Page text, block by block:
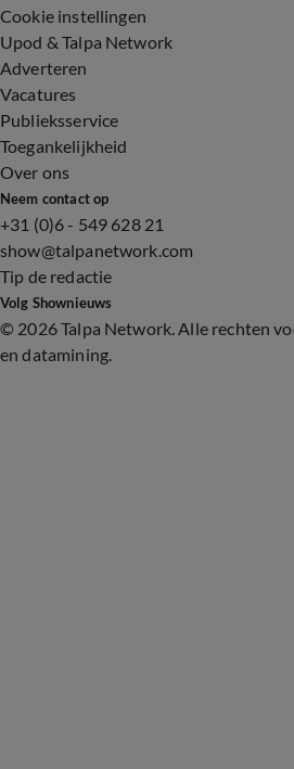
Cookie instellingen
Upod & Talpa Network
Adverteren
Vacatures
Publieksservice
Toegankelijkheid
Over ons
Neem contact op
+31 (0)6 - 549 628 21
show@talpanetwork.com
Tip de redactie
Volg Shownieuws
© 2026 Talpa Network. Alle rechten
en datamining.